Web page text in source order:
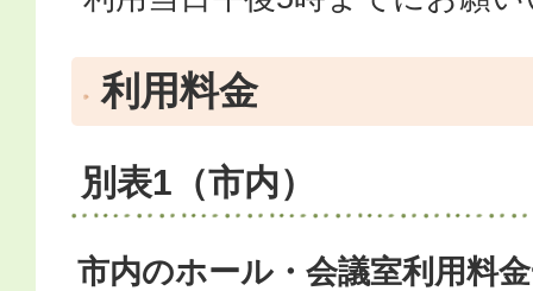
利用料金
別表1（市内）
市内のホール・会議室利用料